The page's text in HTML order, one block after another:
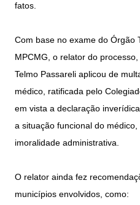
fatos.
Com base no exame do Órgão
MPCMG, o relator do
Telmo Passareli aplicou de
médico, ratificada pelo
em vista a declaração
a situação funcional do
imoralidade administrativa.
O relator ainda fez
municípios envolvidos, como: